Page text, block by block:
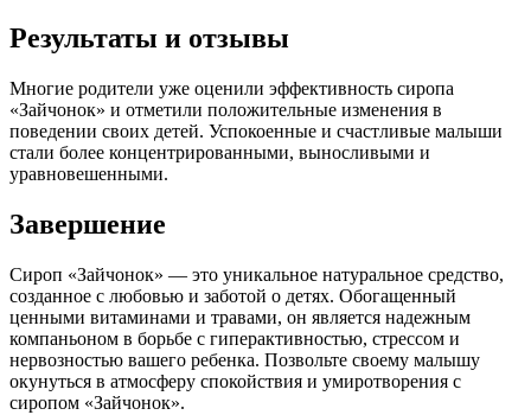
Результаты и отзывы
Многие родители уже оценили эффективность сиропа
«Зайчонок» и отметили положительные изменения в
поведении своих детей. Успокоенные и счастливые малыши
стали более концентрированными, выносливыми и
уравновешенными.
Завершение
Сироп «Зайчонок» — это уникальное натуральное средство,
созданное с любовью и заботой о детях. Обогащенный
ценными витаминами и травами, он является надежным
компаньоном в борьбе с гиперактивностью, стрессом и
нервозностью вашего ребенка. Позвольте своему малышу
окунуться в атмосферу спокойствия и умиротворения с
сиропом «Зайчонок».